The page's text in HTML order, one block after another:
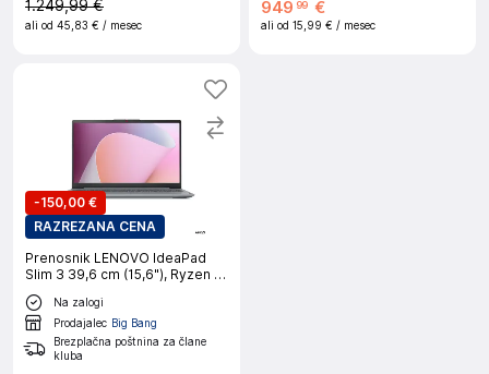
1.249,99 €
ali od 45,83 € / mesec
949 99 €
ali od 15,99 € / mesec
-150,00 €
RAZREZANA CENA
Prenosnik LENOVO IdeaPad
Slim 3 39,6 cm (15,6"), Ryzen 5
40, 16 GB RAM, 512 GB SSD,
UMA, W11H
Na zalogi
Prodajalec Big Bang
Brezplačna poštnina za člane
kluba